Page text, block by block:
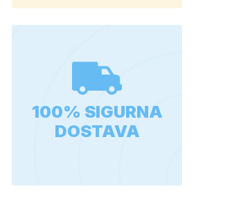
100% SIGURNA
DOSTAVA